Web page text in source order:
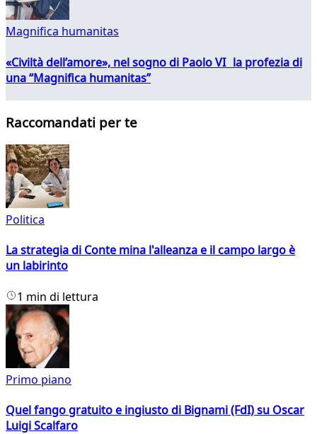
Magnifica humanitas
«Civiltà dell’amore», nel sogno di Paolo VI la profezia di
una “Magnifica humanitas”
Raccomandati per te
Politica
La strategia di Conte mina l'alleanza e il campo largo è
un labirinto
1 min di lettura
Primo piano
Quel fango gratuito e ingiusto di Bignami (FdI) su Oscar
Luigi Scalfaro